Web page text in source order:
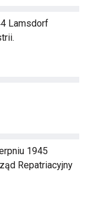
Lamsdorf
1945
Repatriacyjny